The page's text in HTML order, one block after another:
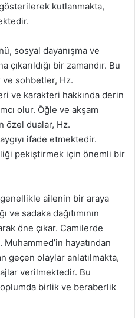
kutlanmakta,
sosyal dayanışma ve
bir zamandır. Bu
sohbetler, Hz.
ve karakteri hakkında derin
olur. Öğle ve akşam
özel dualar, Hz.
ifade etmektedir.
pekiştirmek için önemli bir
ailenin bir araya
ve sadaka dağıtımının
öne çıkar. Camilerde
hayatından
geçen olaylar anlatılmakta,
verilmektedir. Bu
birlik ve beraberlik